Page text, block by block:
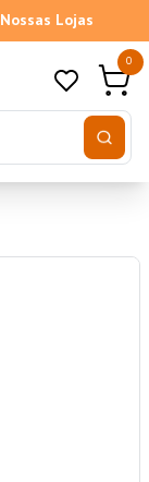
Nossas Lojas
0